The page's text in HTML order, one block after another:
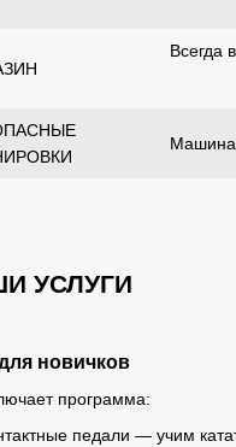
Всегда
Машина
УСЛУГИ
новичков
программа:
педали — учим